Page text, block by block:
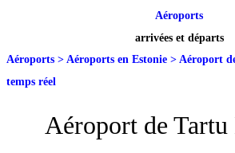
Aéroports
arrivées et départs
Aéroports > Aéroports en Estonie > Aéroport
temps réel
Aéroport de Tartu